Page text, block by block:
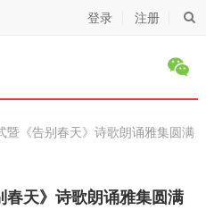
登录 注册
暨《告别春天》诗歌朗诵雅集圆满
春天》诗歌朗诵雅集圆满